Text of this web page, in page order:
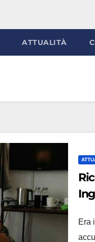
ATTUALITÀ
Era